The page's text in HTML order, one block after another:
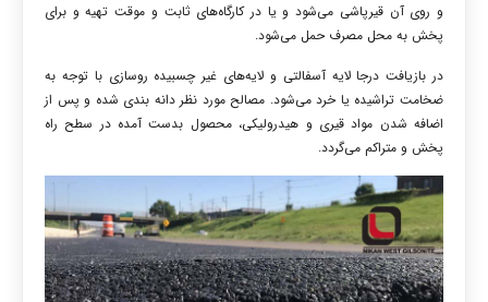
و روی آن قیرپاشی می‌شود و یا در کارگاه‌های ثابت و موقت تهیه و برای
پخش به محل مصرف حمل می‌شود.
در بازیافت درجا لایه آسفالتی و لایه‌های غیر چسبیده روسازی با توجه به
ضخامت تراشیده یا خرد می‌شود. مصالح مورد نظر دانه بندی شده و پس از
اضافه شدن مواد قیری و هیدرولیکی، محصول بدست آمده در سطح راه
پخش و متراکم می‌گردد.